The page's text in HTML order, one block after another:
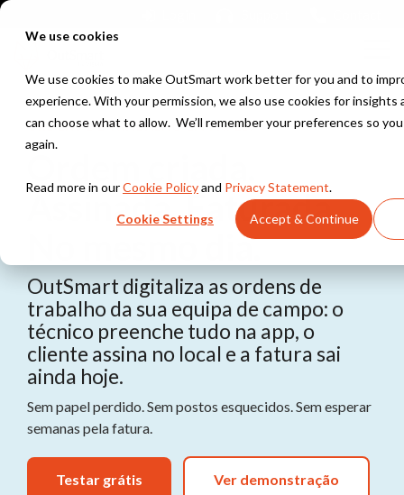
We use cookies
We use cookies to make OutSmart work better for you and to
experience. With your permission, we also use cookies for insights
can choose what to allow. We’ll remember your preferences so
again.
Read more in ourCookie Policyand Privacy Statement.
Cookie Settings Accept & Continue
Skip
content.
Even kijken wat
Bonnetjes
En waat krijgen
we nu weer?
Testing 1
Testing 2
Testing 3
Huisjes
Met een bank
en ramen
Checklists
Met mooie
vakjes en
vinkjes
Met afgevinkte
dingetjes
Sub Nav 1
Column
Headline
Sub Nav 1
Sub Nav 2
Testing 2
Testing 3
ORDENS DE TRABALHO EM PAPEL?
Assinada. Faturada.
No mesmo dia.
OutSmart digitaliza as ordens de
trabalho da sua equipa de campo: o
técnico preenche tudo na app, o
cliente assina no local e a fatura sai
ainda hoje.
Sem papel perdido. Sem postos esquecidos. Sem esperar
semanas pela fatura.
Testar grátis Ver demonstração